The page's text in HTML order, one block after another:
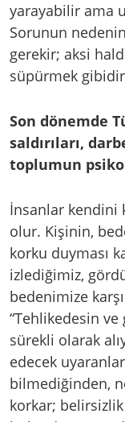
yarayabilir ama
Sorunun
gerekir; aksi
süpürmek
Son dönemde
saldırıları,
toplumun
İnsanlar kendini
olur. Kişinin,
korku duyması
izlediğimiz,
bedenimize
“Tehlikedesin ve
sürekli olarak
edecek
bilmediğinden,
korkar; belirsizlik